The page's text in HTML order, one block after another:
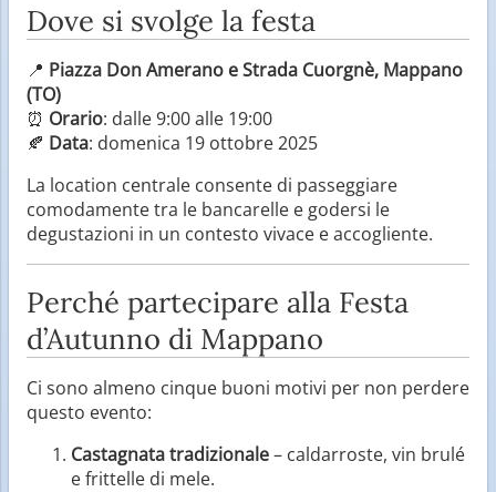
Dove si svolge la festa
📍 Piazza Don Amerano e Strada Cuorgnè, Mappano
(TO)
⏰ Orario: dalle 9:00 alle 19:00
🍂 Data: domenica 19 ottobre 2025
La location centrale consente di passeggiare
comodamente tra le bancarelle e godersi le
degustazioni in un contesto vivace e accogliente.
Perché partecipare alla Festa
d’Autunno di Mappano
Ci sono almeno cinque buoni motivi per non perdere
questo evento:
Castagnata tradizionale– caldarroste, vin brulé
e frittelle di mele.